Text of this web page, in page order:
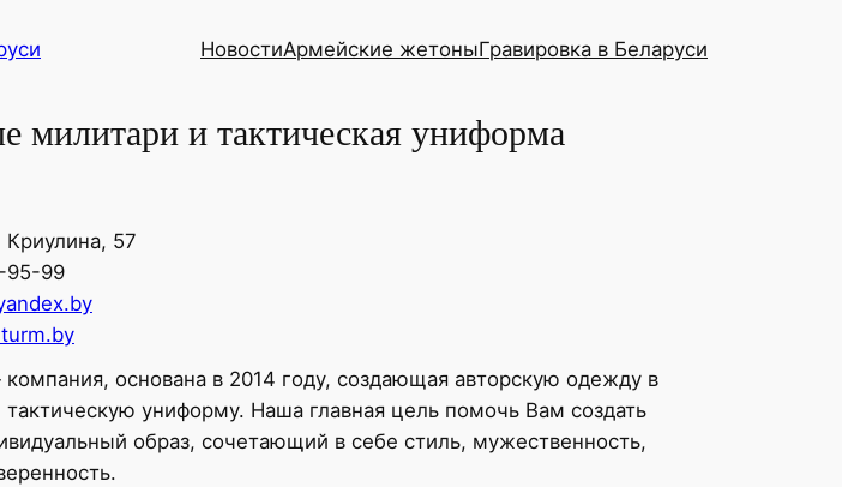
НовостиАрмейские жетоныГравировка в Беларуси
милитари и тактическая униформа
Криулина, 57
95-99
основана в 2014 году, создающая авторскую одежду в
униформу. Наша главная цель помочь Вам создать
образ, сочетающий в себе стиль, мужественность,